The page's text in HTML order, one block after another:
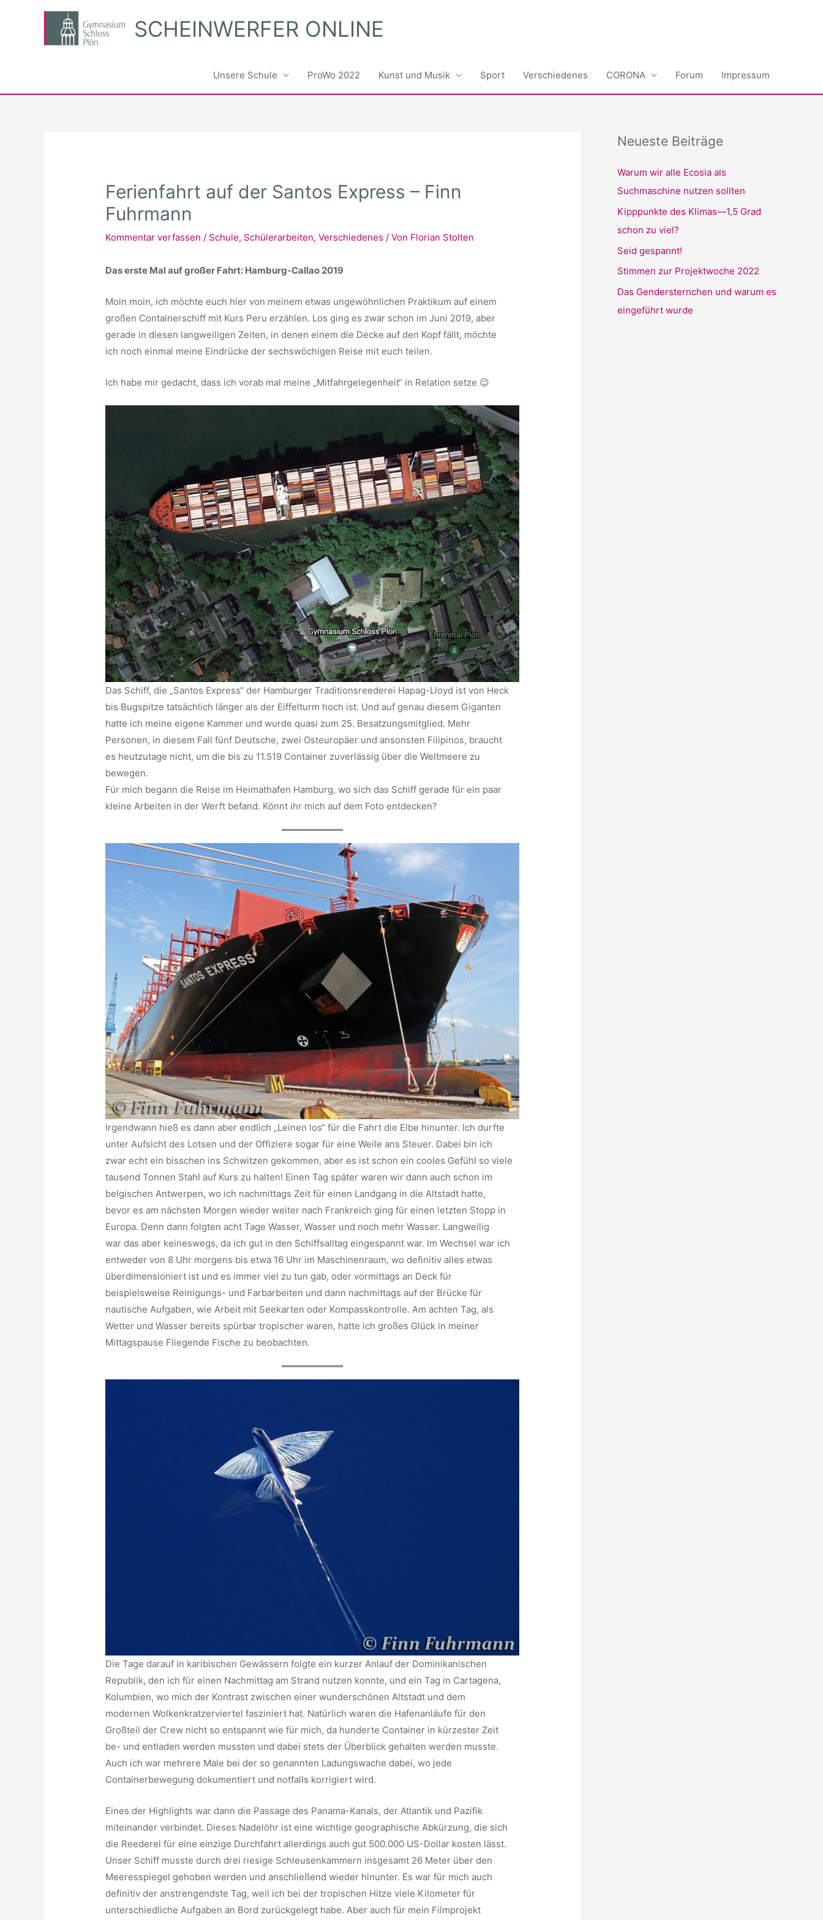
SCHEINWERFER ONLINE
Unsere Schule ProWo 2022 Kunst und Musik Sport Verschiedenes CORONA Forum Impressum
Ferienfahrt auf der Santos Express – Finn
Fuhrmann
Kommentar verfassen / Schule, Schülerarbeiten,Verschiedenes / Von Florian Stolten
Das erste Mal auf großer Fahrt: Hamburg-Callao 2019
Moin moin, ich möchte euch hier von meinem etwas ungewöhnlichen Praktikum auf einem
großen Containerschiff mit Kurs Peru erzählen. Los ging es zwar schon im Juni 2019, aber
gerade in diesen langweiligen Zeiten, in denen einem die Decke auf den Kopf fällt, möchte
ich noch einmal meine Eindrücke der sechswöchigen Reise mit euch teilen.
Ich habe mir gedacht, dass ich vorab mal meine „Mitfahrgelegenheit“ in Relation setze 😉
Das Schiff, die „Santos Express“ der Hamburger Traditionsreederei Hapag-Lloyd ist von Heck
bis Bugspitze tatsächlich länger als der Eiffelturm hoch ist. Und auf genau diesem Giganten
hatte ich meine eigene Kammer und wurde quasi zum 25. Besatzungsmitglied. Mehr
Personen, in diesem Fall fünf Deutsche, zwei Osteuropäer und ansonsten Filipinos, braucht
es heutzutage nicht, um die bis zu 11.519 Container zuverlässig über die Weltmeere zu
bewegen.
Für mich begann die Reise im Heimathafen Hamburg, wo sich das Schiff gerade für ein paar
kleine Arbeiten in der Werft befand. Könnt ihr mich auf dem Foto entdecken?
Irgendwann hieß es dann aber endlich „Leinen los“ für die Fahrt die Elbe hinunter. Ich durfte
unter Aufsicht des Lotsen und der Offiziere sogar für eine Weile ans Steuer. Dabei bin ich
zwar echt ein bisschen ins Schwitzen gekommen, aber es ist schon ein cooles Gefühl so viele
tausend Tonnen Stahl auf Kurs zu halten! Einen Tag später waren wir dann auch schon im
belgischen Antwerpen, wo ich nachmittags Zeit für einen Landgang in die Altstadt hatte,
bevor es am nächsten Morgen wieder weiter nach Frankreich ging für einen letzten Stopp in
Europa. Denn dann folgten acht Tage Wasser, Wasser und noch mehr Wasser. Langweilig
war das aber keineswegs, da ich gut in den Schiffsalltag eingespannt war. Im Wechsel war ich
entweder von 8 Uhr morgens bis etwa 16 Uhr im Maschinenraum, wo definitiv alles etwas
überdimensioniert ist und es immer viel zu tun gab, oder vormittags an Deck für
beispielsweise Reinigungs- und Farbarbeiten und dann nachmittags auf der Brücke für
nautische Aufgaben, wie Arbeit mit Seekarten oder Kompasskontrolle. Am achten Tag, als
Wetter und Wasser bereits spürbar tropischer waren, hatte ich großes Glück in meiner
Mittagspause Fliegende Fische zu beobachten.
Die Tage darauf in karibischen Gewässern folgte ein kurzer Anlauf der Dominikanischen
Republik, den ich für einen Nachmittag am Strand nutzen konnte, und ein Tag in Cartagena,
Kolumbien, wo mich der Kontrast zwischen einer wunderschönen Altstadt und dem
modernen Wolkenkratzerviertel fasziniert hat. Natürlich waren die Hafenanläufe für den
Großteil der Crew nicht so entspannt wie für mich, da hunderte Container in kürzester Zeit
be- und entladen werden mussten und dabei stets der Überblick gehalten werden musste.
Auch ich war mehrere Male bei der so genannten Ladungswache dabei, wo jede
Containerbewegung dokumentiert und notfalls korrigiert wird.
Eines der Highlights war dann die Passage des Panama-Kanals, der Atlantik und Pazifik
miteinander verbindet. Dieses Nadelöhr ist eine wichtige geographische Abkürzung, die sich
die Reederei für eine einzige Durchfahrt allerdings auch gut 500.000 US-Dollar kosten lässt.
Unser Schiff musste durch drei riesige Schleusenkammern insgesamt 26 Meter über den
Meeresspiegel gehoben werden und anschließend wieder hinunter. Es war für mich auch
definitiv der anstrengendste Tag, weil ich bei der tropischen Hitze viele Kilometer für
unterschiedliche Aufgaben an Bord zurückgelegt habe. Aber auch für mein Filmprojekt
Neueste Beiträge
Warum wir alle Ecosia als
Suchmaschine nutzen sollten
Kipppunkte des Klimas—1,5 Grad
schon zu viel?
Seid gespannt!
Stimmen zur Projektwoche 2022
Das Gendersternchen und warum es
eingeführt wurde